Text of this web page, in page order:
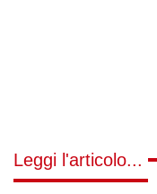
Leggi l'articolo...